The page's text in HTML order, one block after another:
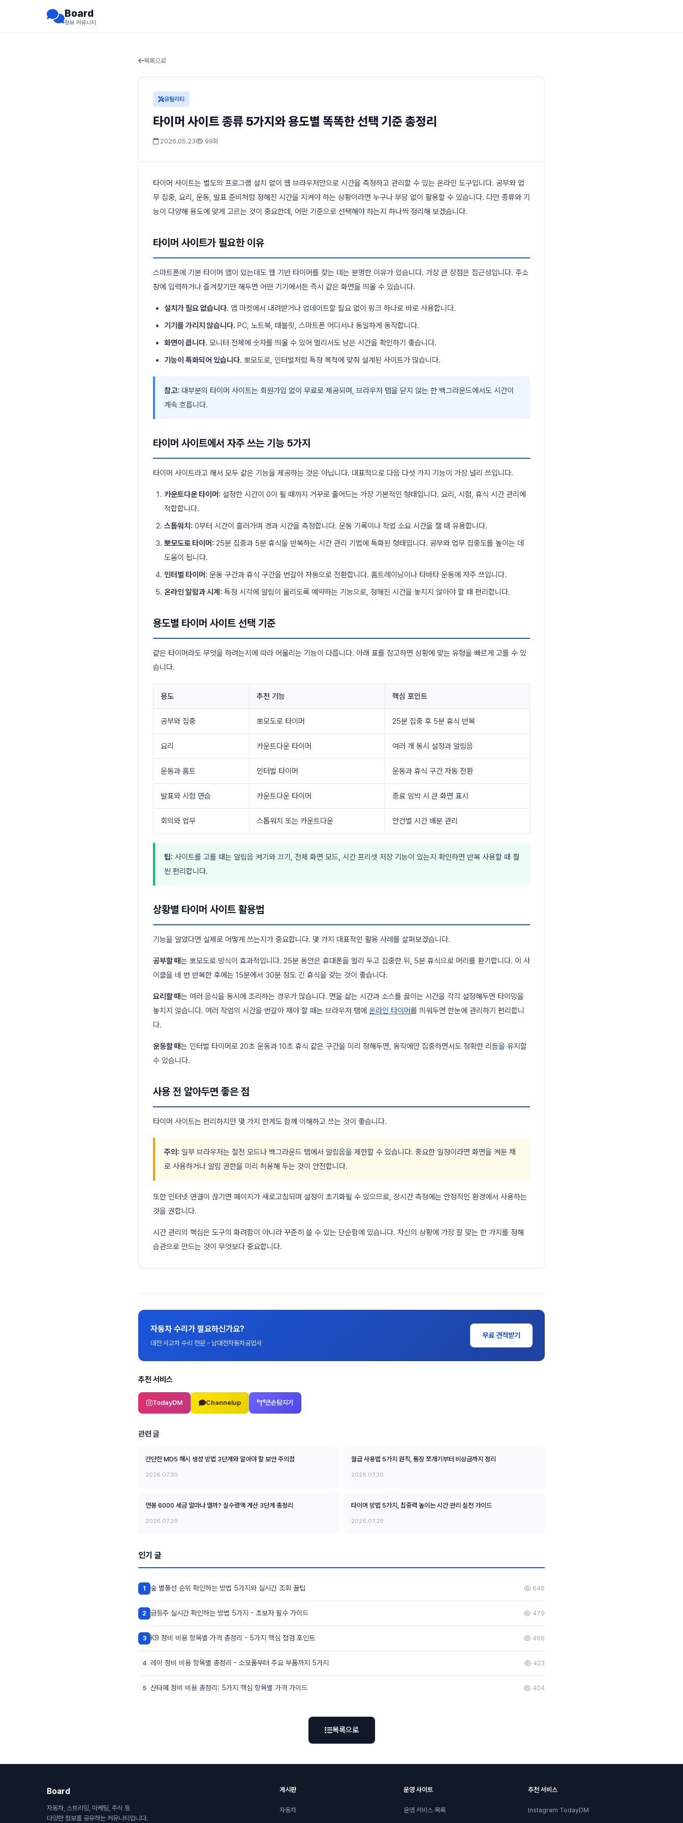
Board
정보 커뮤니티
목록으로
유틸리티
타이머 사이트 종류 5가지와 용도별 똑똑한 선택 기준 총정리
2026.05.23 99회
타이머 사이트는 별도의 프로그램 설치 없이 웹 브라우저만으로 시간을 측정하고 관리할 수 있는 온라인 도구입니다. 공부와 업
무 집중, 요리, 운동, 발표 준비처럼 정해진 시간을 지켜야 하는 상황이라면 누구나 부담 없이 활용할 수 있습니다. 다만 종류와 기
능이 다양해 용도에 맞게 고르는 것이 중요한데, 어떤 기준으로 선택해야 하는지 하나씩 정리해 보겠습니다.
타이머 사이트가 필요한 이유
스마트폰에 기본 타이머 앱이 있는데도 웹 기반 타이머를 찾는 데는 분명한 이유가 있습니다. 가장 큰 장점은 접근성입니다. 주소
창에 입력하거나 즐겨찾기만 해두면 어떤 기기에서든 즉시 같은 화면을 띄울 수 있습니다.
설치가 필요 없습니다. 앱 마켓에서 내려받거나 업데이트할 필요 없이 링크 하나로 바로 사용합니다.
기기를 가리지 않습니다. PC, 노트북, 태블릿, 스마트폰 어디서나 동일하게 동작합니다.
화면이 큽니다. 모니터 전체에 숫자를 띄울 수 있어 멀리서도 남은 시간을 확인하기 좋습니다.
기능이 특화되어 있습니다. 뽀모도로, 인터벌처럼 특정 목적에 맞춰 설계된 사이트가 많습니다.
참고: 대부분의 타이머 사이트는 회원가입 없이 무료로 제공되며, 브라우저 탭을 닫지 않는 한 백그라운드에서도 시간이
계속 흐릅니다.
타이머 사이트에서 자주 쓰는 기능 5가지
타이머 사이트라고 해서 모두 같은 기능을 제공하는 것은 아닙니다. 대표적으로 다음 다섯 가지 기능이 가장 널리 쓰입니다.
카운트다운 타이머: 설정한 시간이 0이 될 때까지 거꾸로 줄어드는 가장 기본적인 형태입니다. 요리, 시험, 휴식 시간 관리에
적합합니다.
스톱워치: 0부터 시간이 흘러가며 경과 시간을 측정합니다. 운동 기록이나 작업 소요 시간을 잴 때 유용합니다.
뽀모도로 타이머: 25분 집중과 5분 휴식을 반복하는 시간 관리 기법에 특화된 형태입니다. 공부와 업무 집중도를 높이는 데
도움이 됩니다.
인터벌 타이머: 운동 구간과 휴식 구간을 번갈아 자동으로 전환합니다. 홈트레이닝이나 타바타 운동에 자주 쓰입니다.
온라인 알람과 시계: 특정 시각에 알림이 울리도록 예약하는 기능으로, 정해진 시간을 놓치지 않아야 할 때 편리합니다.
용도별 타이머 사이트 선택 기준
같은 타이머라도 무엇을 하려는지에 따라 어울리는 기능이 다릅니다. 아래 표를 참고하면 상황에 맞는 유형을 빠르게 고를 수 있
습니다.
용도 추천 기능 핵심 포인트
공부와 집중 뽀모도로 타이머 25분 집중 후 5분 휴식 반복
요리 카운트다운 타이머 여러 개 동시 설정과 알림음
운동과 홈트 인터벌 타이머 운동과 휴식 구간 자동 전환
발표와 시험 연습 카운트다운 타이머 종료 임박 시 큰 화면 표시
회의와 업무 스톱워치 또는 카운트다운 안건별 시간 배분 관리
팁: 사이트를 고를 때는 알림음 켜기와 끄기, 전체 화면 모드, 시간 프리셋 저장 기능이 있는지 확인하면 반복 사용할 때 훨
씬 편리합니다.
상황별 타이머 사이트 활용법
기능을 알았다면 실제로 어떻게 쓰는지가 중요합니다. 몇 가지 대표적인 활용 사례를 살펴보겠습니다.
공부할 때는 뽀모도로 방식이 효과적입니다. 25분 동안은 휴대폰을 멀리 두고 집중한 뒤, 5분 휴식으로 머리를 환기합니다. 이 사
이클을 네 번 반복한 후에는 15분에서 30분 정도 긴 휴식을 갖는 것이 좋습니다.
요리할 때는 여러 음식을 동시에 조리하는 경우가 많습니다. 면을 삶는 시간과 소스를 끓이는 시간을 각각 설정해두면 타이밍을
놓치지 않습니다. 여러 작업의 시간을 번갈아 재야 할 때는 브라우저 탭에 온라인 타이머를 띄워두면 한눈에 관리하기 편리합니
다.
운동할 때는 인터벌 타이머로 20초 운동과 10초 휴식 같은 구간을 미리 정해두면, 동작에만 집중하면서도 정확한 리듬을 유지할
수 있습니다.
사용 전 알아두면 좋은 점
타이머 사이트는 편리하지만 몇 가지 한계도 함께 이해하고 쓰는 것이 좋습니다.
주의: 일부 브라우저는 절전 모드나 백그라운드 탭에서 알림음을 제한할 수 있습니다. 중요한 일정이라면 화면을 켜둔 채
로 사용하거나 알림 권한을 미리 허용해 두는 것이 안전합니다.
또한 인터넷 연결이 끊기면 페이지가 새로고침되며 설정이 초기화될 수 있으므로, 장시간 측정에는 안정적인 환경에서 사용하는
것을 권합니다.
시간 관리의 핵심은 도구의 화려함이 아니라 꾸준히 쓸 수 있는 단순함에 있습니다. 자신의 상황에 가장 잘 맞는 한 가지를 정해
습관으로 만드는 것이 무엇보다 중요합니다.
자동차 수리가 필요하신가요?
대전 사고차 수리 전문 - 남대전자동차공업사
무료 견적받기
추천 서비스
TodayDM Channelup 큰손탐지기
관련 글
간단한 MD5 해시 생성 방법 3단계와 알아야 할 보안 주의점
2026.07.30
월급 사용법 5가지 원칙, 통장 쪼개기부터 비상금까지 정리
2026.07.30
연봉 6000 세금 얼마나 뗄까? 실수령액 계산 3단계 총정리
2026.07.29
타이머 방법 5가지, 집중력 높이는 시간 관리 실전 가이드
2026.07.29
인기 글
1 숲 별풍선 순위 확인하는 방법 5가지와 실시간 조회 꿀팁 646
2 급등주 실시간 확인하는 방법 5가지 - 초보자 필수 가이드 479
3 K9 정비 비용 항목별 가격 총정리 - 5가지 핵심 점검 포인트 466
4 레이 정비 비용 항목별 총정리 - 소모품부터 주요 부품까지 5가지 423
5 산타페 정비 비용 총정리: 5가지 핵심 항목별 가격 가이드 404
목록으로
Board
자동차, 스트리밍, 마케팅, 주식 등
다양한 정보를 공유하는 커뮤니티입니다.
게시판
자동차
운영 사이트
운영 서비스 목록
추천 서비스
Instagram TodayDM